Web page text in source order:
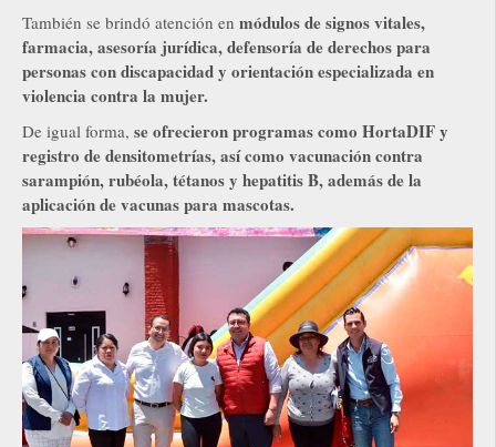
También se brindó atención en módulos de signos vitales,
farmacia, asesoría jurídica, defensoría de derechos para
personas con discapacidad y orientación especializada en
violencia contra la mujer.
De igual forma, se ofrecieron programas como HortaDIF y
registro de densitometrías, así como vacunación contra
sarampión, rubéola, tétanos y hepatitis B, además de la
aplicación de vacunas para mascotas.